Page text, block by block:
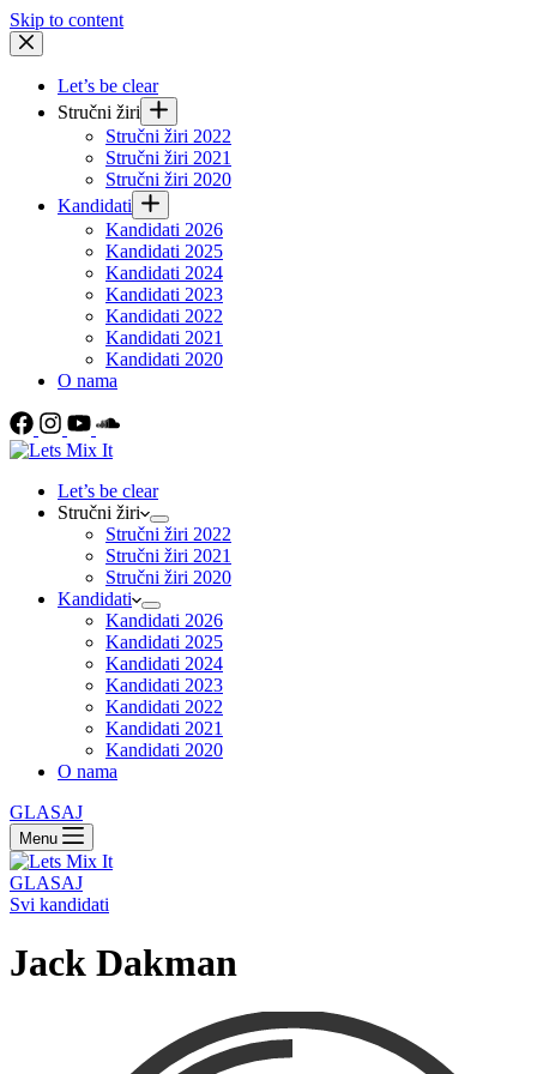
Skip to content
Let’s be clear
Stručni žiri
Stručni žiri 2022
Stručni žiri 2021
Stručni žiri 2020
Kandidati
Kandidati 2026
Kandidati 2025
Kandidati 2024
Kandidati 2023
Kandidati 2022
Kandidati 2021
Kandidati 2020
O nama
Let’s be clear
Stručni žiri
Stručni žiri 2022
Stručni žiri 2021
Stručni žiri 2020
Kandidati
Kandidati 2026
Kandidati 2025
Kandidati 2024
Kandidati 2023
Kandidati 2022
Kandidati 2021
Kandidati 2020
O nama
GLASAJ
Menu
GLASAJ
Svi kandidati
Jack Dakman